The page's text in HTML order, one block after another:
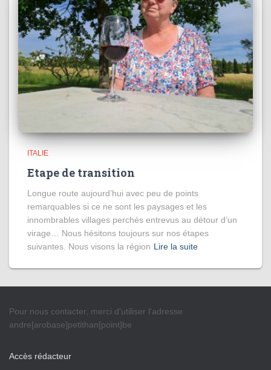
ITALIE
Etape de transition
Longue route aujourd’hui avec peu de points
remarquables si ce ne sont les paysages et les
innombrables villages perchés entrevus au détour d’un
virage… Nous hésitons toujours sur nos étapes
suivantes. Nous visons la région Lire la suite
Pour nous contacter, merci d'utiliser l'adresse
andre[arobase]petithan[point]be
Accès rédacteur